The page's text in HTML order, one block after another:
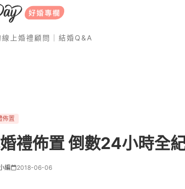
上婚禮顧問｜結婚Q&A
佈置
禮佈置 倒數24小時全
編 2018-06-06